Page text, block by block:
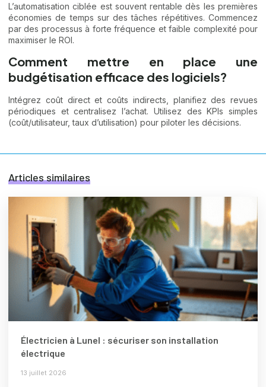
L’automatisation ciblée est souvent rentable dès les premières
économies de temps sur des tâches répétitives. Commencez
par des processus à forte fréquence et faible complexité pour
maximiser le ROI.
Comment mettre en place une
budgétisation efficace des logiciels?
Intégrez coût direct et coûts indirects, planifiez des revues
périodiques et centralisez l’achat. Utilisez des KPIs simples
(coût/utilisateur, taux d’utilisation) pour piloter les décisions.
Articles similaires
Électricien à Lunel : sécuriser son installation
électrique
13 juillet 2026